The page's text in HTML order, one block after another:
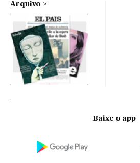
Arquivo
Baixe o app